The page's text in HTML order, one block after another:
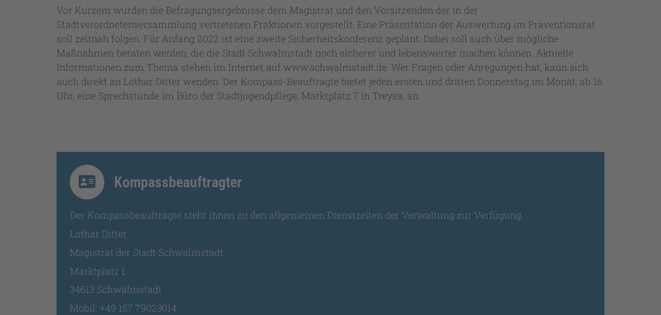
Vor Kurzem wurden die Befragungsergebnisse dem Magistrat und den Vorsitzenden der in der
Stadtverordnetenversammlung vertretenen Fraktionen vorgestellt. Eine Präsentation der Auswertung im Präventionsrat
soll zeitnah folgen. Für Anfang 2022 ist eine zweite Sicherheitskonferenz geplant. Dabei soll auch über mögliche
Maßnahmen beraten werden, die die Stadt Schwalmstadt noch sicherer und lebenswerter machen können. Aktuelle
Informationen zum Thema stehen im Internet auf www.schwalmstadt.de. Wer Fragen oder Anregungen hat, kann sich
auch direkt an Lothar Ditter wenden. Der Kompass-Beauftragte bietet jeden ersten und dritten Donnerstag im Monat, ab 16
Uhr, eine Sprechstunde im Büro der Stadtjugendpflege, Marktplatz 7 in Treysa, an.
Kompassbeauftragter
Der Kompassbeauftragte steht ihnen zu den allgemeinen Dienstzeiten der Verwaltung zur Verfügung.
Lothar Ditter
Magistrat der Stadt Schwalmstadt
Marktplatz 1
34613 Schwalmstadt
Mobil: +49 157 79023014